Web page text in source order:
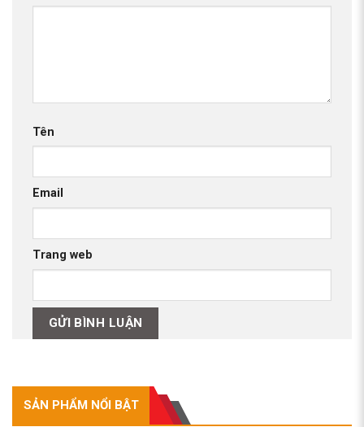
Tên
Email
Trang web
SẢN PHẨM NỔI BẬT